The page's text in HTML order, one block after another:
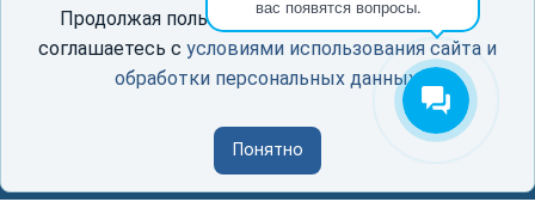
вас появятся вопросы.
Для стеклопакетов
Соглашение об использовании сайта
Продолжая пользоваться данным сайтом, Вы
соглашаетесь с условиями использования сайта и
обработки персональных данных.
Понятно